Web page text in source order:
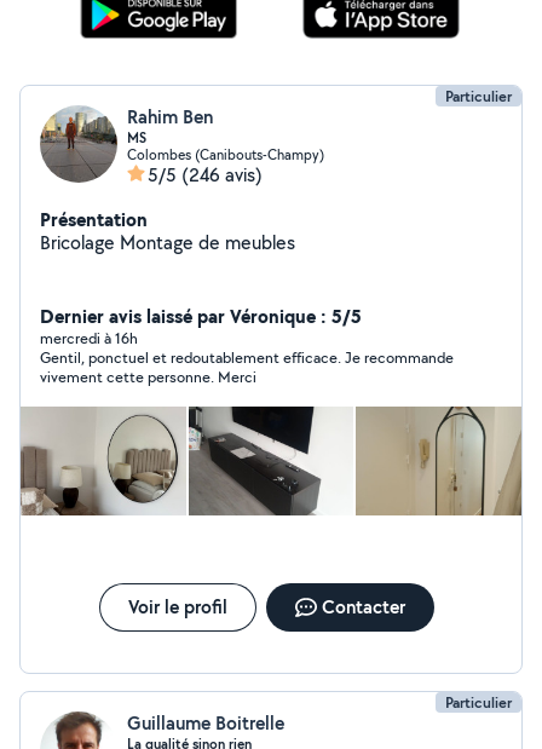
Particulier
Rahim Ben
MS
Colombes (Canibouts-Champy)
5/5 (246 avis)
Présentation
Bricolage Montage de meubles
Dernier avis laissé par Véronique : 5/5
mercredi à 16h
Gentil, ponctuel et redoutablement efficace. Je recommande
vivement cette personne. Merci
Voir le profil Contacter
Particulier
Guillaume Boitrelle
La qualité sinon rien